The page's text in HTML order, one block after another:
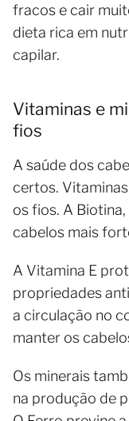
fracos e cair
dieta rica em
capilar.
Vitaminas e
fios
A saúde dos
certos.
os fios. A
cabelos mais
A Vitamina E
propriedades
a circulação no
manter os
Os minerais
na produção de